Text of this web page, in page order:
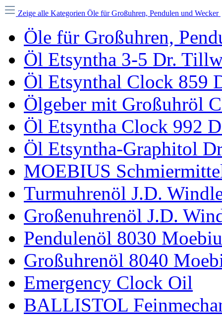
Zeige alle Kategorien Öle für Großuhren, Pendulen und Wecker
Öle für Großuhren,
Öl Etsyntha 3-5 Dr.
Öl Etsynthal Clock 859
Ölgeber mit Großuhröl
Öl Etsyntha Clock 992
Öl Etsyntha-Graphitol
MOEBIUS
Turmuhrenöl J.D.
Großenuhrenöl J.D.
Pendulenöl 8030
Großuhrenöl 8040
Emergency Clock Oil
BALLISTOL